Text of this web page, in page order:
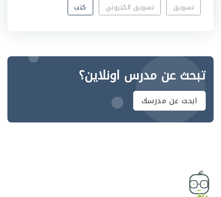
تسويق تسويق الكتروني كتب
تبحث عن مدرس اونلاين؟
ابحث عن مدرسك